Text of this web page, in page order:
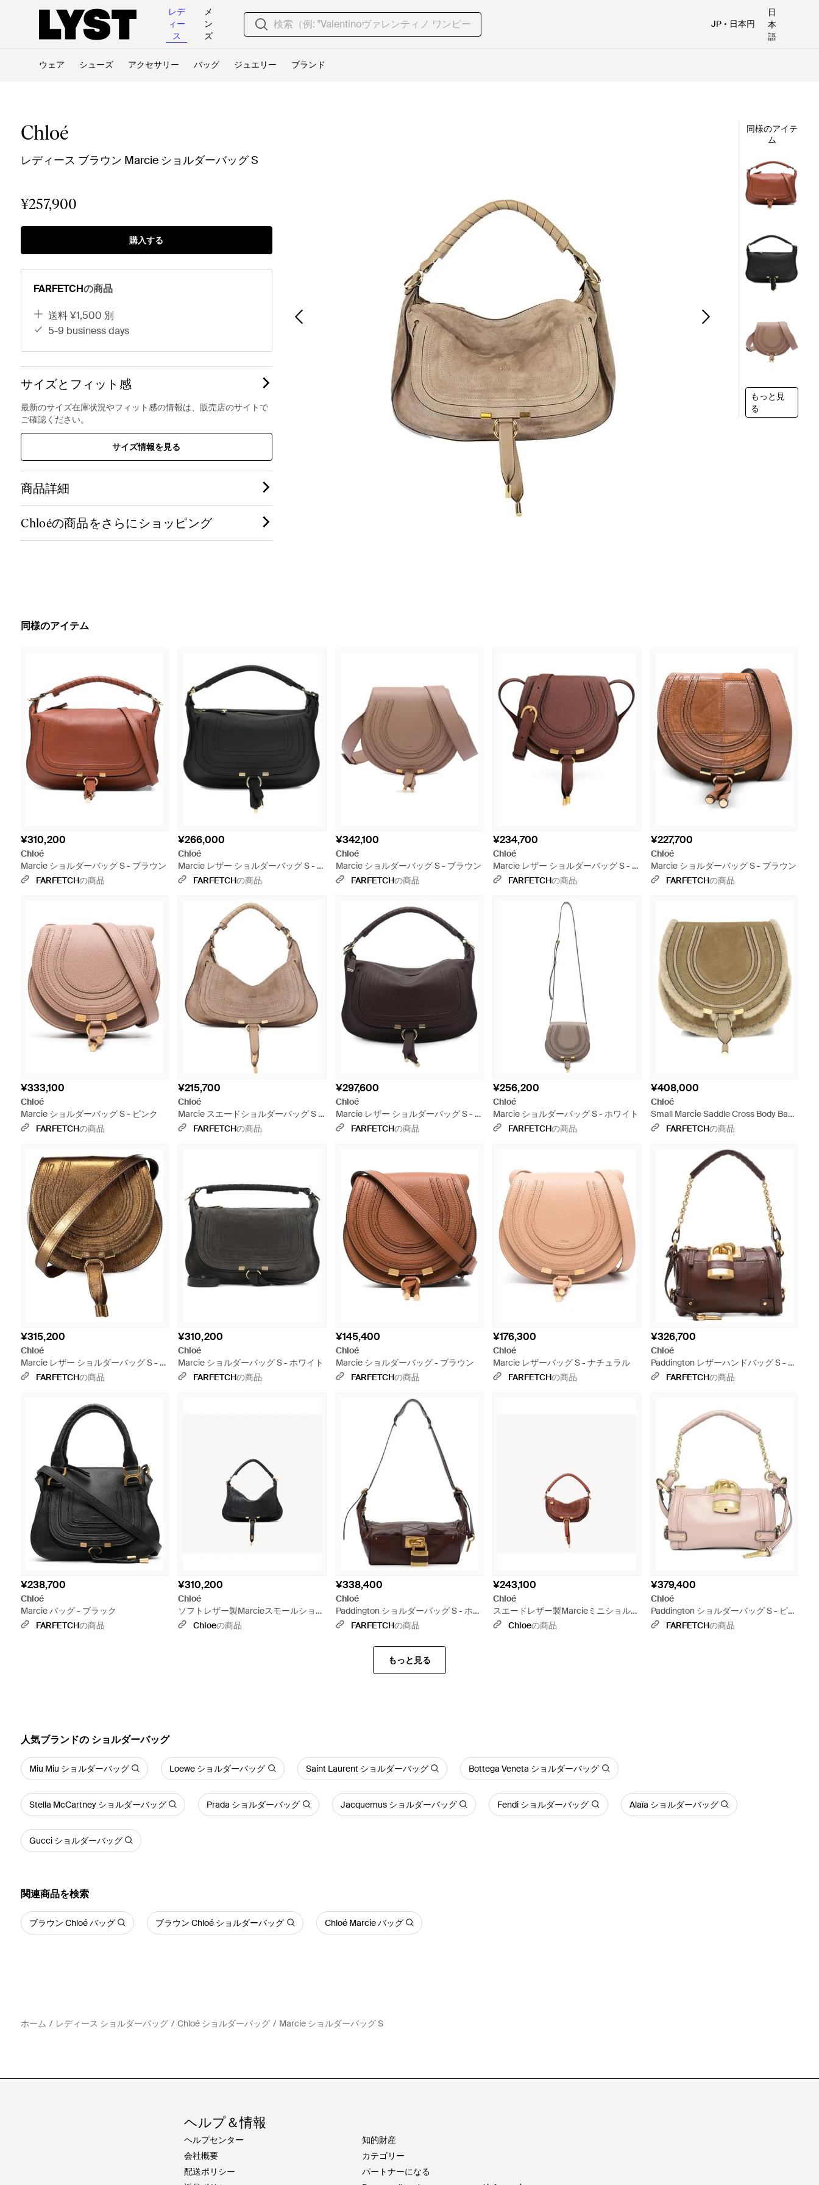
レデ
ィー
ス
メ
ン
ズ
JP 日本円
日
本
語
ウェア シューズ アクセサリー バッグ ジュエリー ブランド
Chloé
レディース ブラウン Marcie ショルダーバッグ S
¥257,900
購入する
FARFETCHの商品
送料 ¥1,500 別
5-9 business days
サイズとフィット感
最新のサイズ在庫状況やフィット感の情報は、販売店のサイトで
ご確認ください。
サイズ情報を見る
商品詳細
Chloéの商品をさらにショッピング
同様のアイテ
ム
もっと見
る
同様のアイテム
¥310,200
Chloé
Marcie ショルダーバッグ S - ブラウン
FARFETCHの商品
¥266,000
Chloé
Marcie レザー ショルダーバッグ S - ブ
ラックFARFETCHの商品
¥342,100
Chloé
Marcie ショルダーバッグ S - ブラウン
FARFETCHの商品
¥234,700
Chloé
Marcie レザー ショルダーバッグ S - ブ
ラウンFARFETCHの商品
¥227,700
Chloé
Marcie ショルダーバッグ S - ブラウン
FARFETCHの商品
¥333,100
Chloé
Marcie ショルダーバッグ S - ピンク
FARFETCHの商品
¥215,700
Chloé
Marcie スエードショルダーバッグ S -
ブラウン
FARFETCHの商品
¥297,600
Chloé
Marcie レザー ショルダーバッグ S - ブ
ラウンFARFETCHの商品
¥256,200
Chloé
Marcie ショルダーバッグ S - ホワイト
FARFETCHの商品
¥408,000
Chloé
Small Marcie Saddle Cross Body Bag -
ナチュラル
FARFETCHの商品
¥315,200
Chloé
Marcie レザー ショルダーバッグ S - ナ
チュラル
FARFETCHの商品
¥310,200
Chloé
Marcie ショルダーバッグ S - ホワイト
FARFETCHの商品
¥145,400
Chloé
Marcie ショルダーバッグ - ブラウン
FARFETCHの商品
¥176,300
Chloé
Marcie レザーバッグ S - ナチュラル
FARFETCHの商品
¥326,700
Chloé
Paddington レザーハンドバッグ S - マ
ルチカラー
FARFETCHの商品
¥238,700
Chloé
Marcie バッグ - ブラック
FARFETCHの商品
¥310,200
Chloé
ソフトレザー製Marcieスモールショル
ダーバッグ - ブラック
Chloeの商品
¥338,400
Chloé
Paddington ショルダーバッグ S - ホワ
イトFARFETCHの商品
¥243,100
Chloé
スエードレザー製Marcieミニショルダ
ーバッグ - レッド
Chloeの商品
¥379,400
Chloé
Paddington ショルダーバッグ S - ピン
ク
FARFETCHの商品
もっと見る
人気ブランドの ショルダーバッグ
Miu Miu ショルダーバッグ Loewe ショルダーバッグ Saint Laurent ショルダーバッグ Bottega Veneta ショルダーバッグ
Stella McCartney ショルダーバッグ Prada ショルダーバッグ Jacquemus ショルダーバッグ Fendi ショルダーバッグ Alaïa ショルダーバッグ
Gucci ショルダーバッグ
関連商品を検索
ブラウン Chloé バッグ ブラウン Chloé ショルダーバッグ Chloé Marcie バッグ
ホーム レディース ショルダーバッグ Chloé ショルダーバッグ Marcie ショルダーバッグ S
ヘルプ＆情報
ヘルプセンター
会社概要
配送ポリシー
知的財産
カテゴリー
パートナーになる